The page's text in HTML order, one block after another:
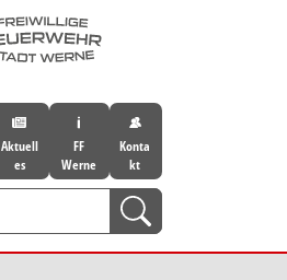
Aktuell
es
FF
Werne
Konta
kt